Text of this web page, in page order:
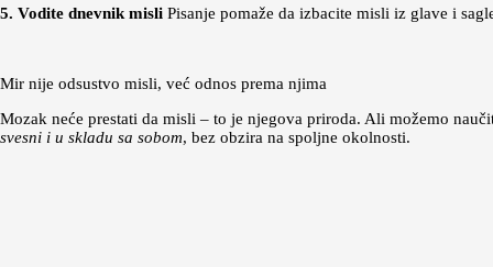
5. Vodite dnevnik misli Pisanje pomaže da izbacite misli iz glave i
Mir nije odsustvo misli, već odnos prema njima
Mozak neće prestati da misli – to je njegova priroda. Ali možemo
svesni i u skladu sa sobom, bez obzira na spoljne okolnosti.